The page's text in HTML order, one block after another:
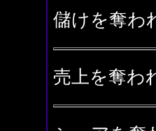
儲けを奪わ
売上を奪わ